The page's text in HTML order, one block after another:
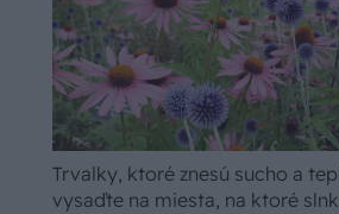
Trvalky, ktoré znesú sucho a
vysaďte na miesta, na ktoré